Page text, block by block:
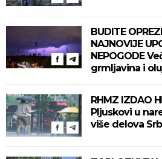
BUDITE
NAJNOVIJE
NEPOGODE
grmljavina i
RHMZ IZDAO
Pljuskovi u
više delova